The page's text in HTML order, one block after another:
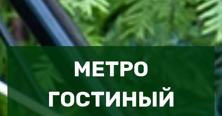
МЕТРО
ГОСТИНЫЙ